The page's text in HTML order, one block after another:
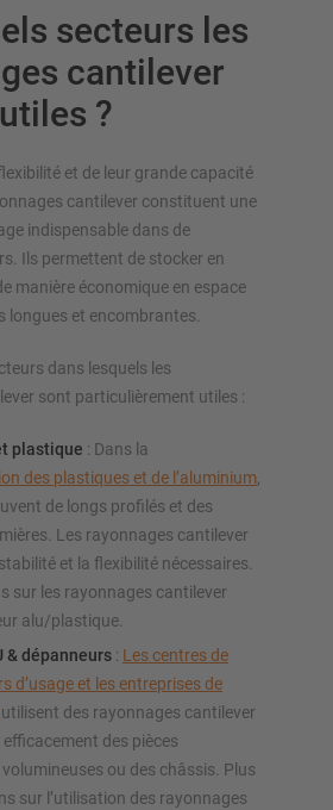
secteurs les
cantilever
?
et de leur grande capacité
cantilever constituent une
indispensable dans de
Ils permettent de stocker en
manière économique en espace
longues et encombrantes.
dans lesquels les
sont particulièrement utiles :
plastique : Dans la
des plastiques et de l’aluminium
de longs profilés et des
Les rayonnages cantilever
et la flexibilité nécessaires.
sur les rayonnages cantilever
alu/plastique.
& dépanneurs : Les centres de
d’usage et les entreprises de
utilisent des rayonnages cantilever
des pièces
ou des châssis. Plus
sur l’utilisation des rayonnages